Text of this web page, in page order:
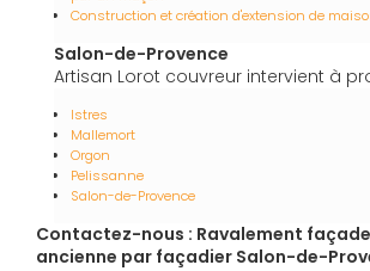
Construction et création d'extension de
Salon-de-Provence
Artisan Lorot couvreur intervient à
Istres
Mallemort
Orgon
Pelissanne
Salon-de-Provence
Contactez-nous : Ravalement
ancienne par façadier Salon-de-